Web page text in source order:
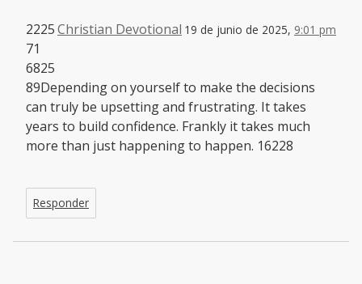
Christian Devotional 19 de junio de 2025, 9:01 pm
2225
71
6825
89Depending on yourself to make the decisions
can truly be upsetting and frustrating. It takes
years to build confidence. Frankly it takes much
more than just happening to happen. 16228
Responder